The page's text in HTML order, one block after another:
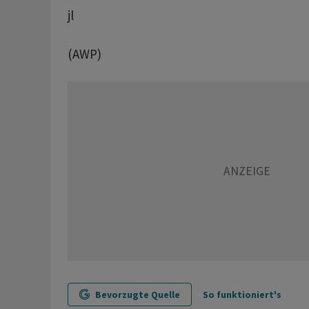
jl
(AWP)
Bevorzugte Quelle So funktioniert's